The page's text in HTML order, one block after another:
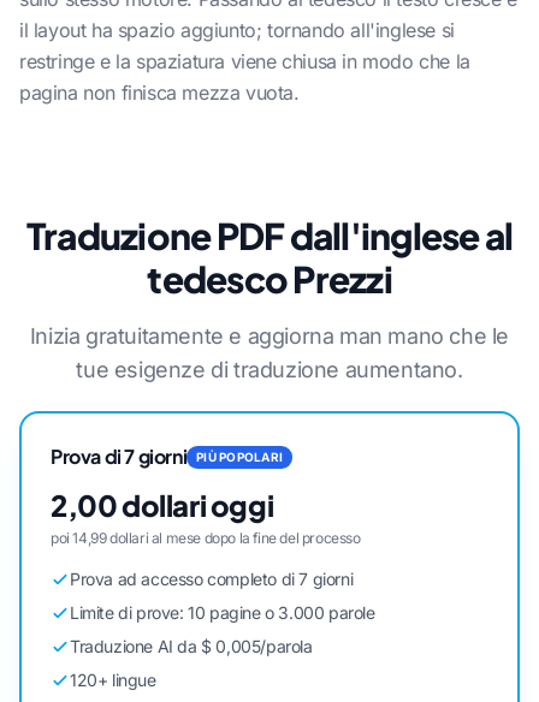
il layout ha spazio aggiunto; tornando all'inglese si
restringe e la spaziatura viene chiusa in modo che la
pagina non finisca mezza vuota.
Traduzione PDF dall'inglese al
tedesco Prezzi
Inizia gratuitamente e aggiorna man mano che le
tue esigenze di traduzione aumentano.
Prova di 7 giorni PIÙ POPOLARI
2,00 dollari oggi
poi 14,99 dollari al mese dopo la fine del processo
Prova ad accesso completo di 7 giorni
Limite di prove: 10 pagine o 3.000 parole
Traduzione AI da $ 0,005/parola
120+ lingue